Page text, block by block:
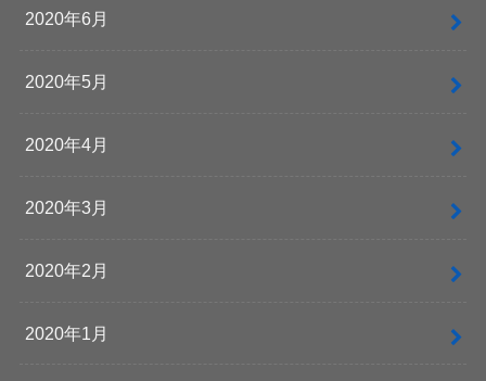
2020年6月
2020年5月
2020年4月
2020年3月
2020年2月
2020年1月